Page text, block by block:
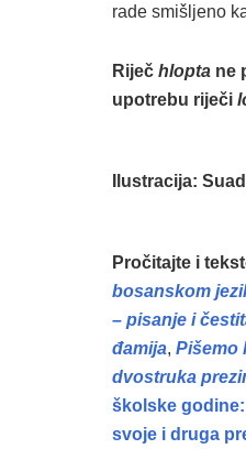
rade smišljeno
Riječ hlopta ne
upotrebu riječi
Ilustracija:
Pročitajte i
bosanskom
– pisanje i
đamija, Pišemo
dvostruka
školske
svoje i druga